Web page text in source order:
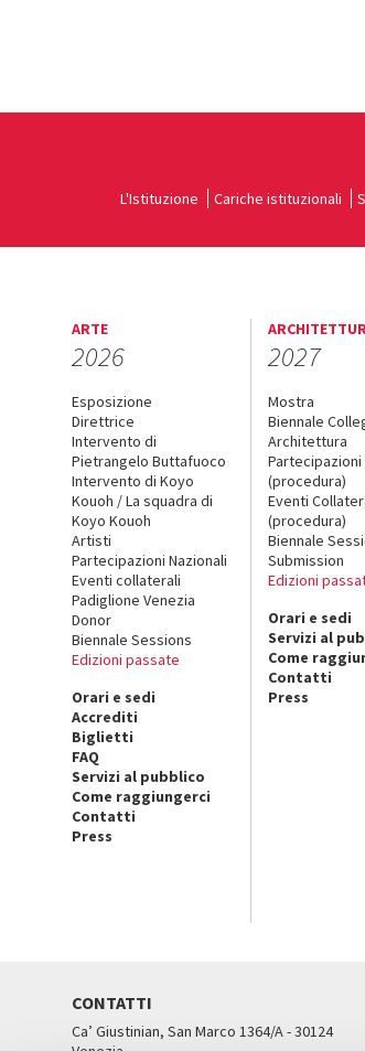
L'Istituzione Cariche istituzionali
ARTE
2026
Esposizione
Direttrice
Intervento di
Pietrangelo Buttafuoco
Intervento di Koyo
Kouoh / La squadra di
Koyo Kouoh
Artisti
Partecipazioni Nazionali
Eventi collaterali
Padiglione Venezia
Donor
Biennale Sessions
Edizioni passate
Orari e sedi
Accrediti
Biglietti
FAQ
Servizi al pubblico
Come raggiungerci
Contatti
Press
2027
Mostra
Biennale
Architettura
Partecipazioni
(procedura)
Eventi
(procedura)
Biennale
Submission
Edizioni
Orari e sedi
Servizi al
Come
Contatti
Press
CONTATTI
Ca’ Giustinian, San Marco 1364/A - 30124